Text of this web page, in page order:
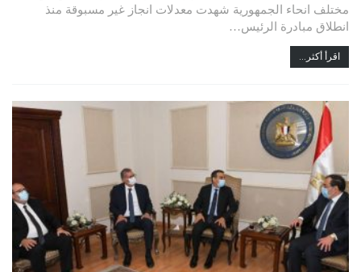
مختلف انحاء الجمهورية شهدت معدلات انجاز غير مسبوقة منذ
انطلاق مبادرة الرئيس…
اقرأ أكثر...